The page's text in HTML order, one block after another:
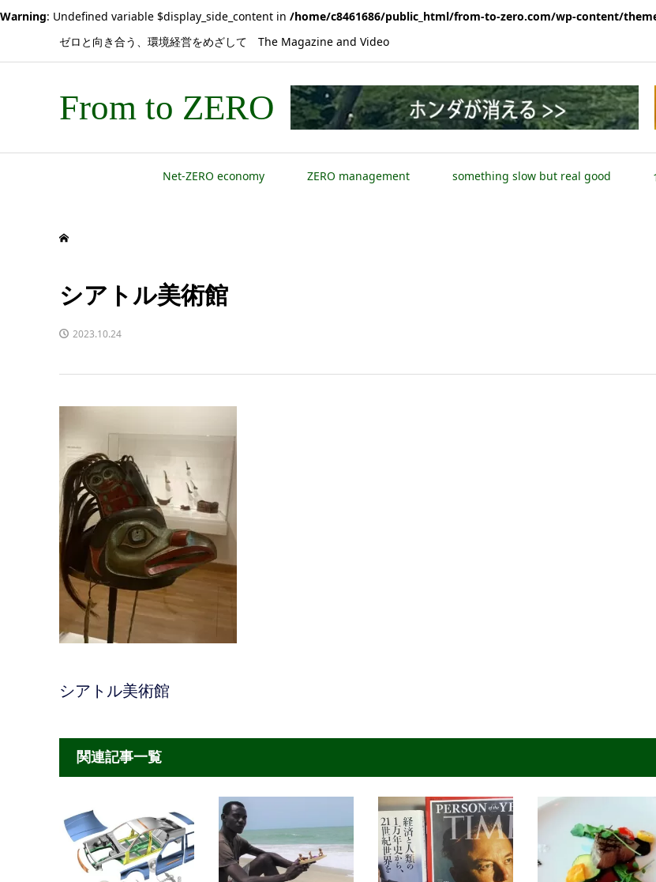
Warning: Undefined variable $display_side_content in /home/c8461686/public_html/from-to-zero.com/wp-content/
ゼロと向き合う、環境経営をめざして The Magazine and Video
From to ZERO
Net-ZERO economy ZERO management something slow but real good
シアトル美術館
2023.10.24
シアトル美術館
関連記事一覧